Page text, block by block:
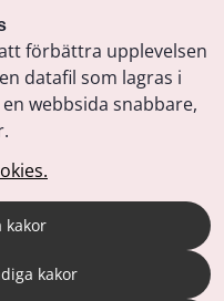
förbättra upplevelsen
datafil som lagras i
webbsida snabbare,
kakor
kakor